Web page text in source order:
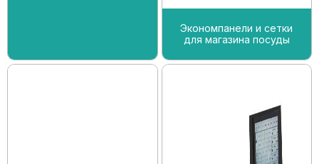
Экономпанели и сетки
для магазина посуды